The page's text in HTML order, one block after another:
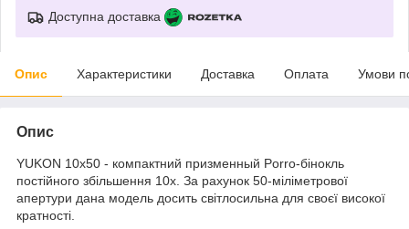
Доступна доставка
Опис Характеристики Доставка Оплата Умови
Опис
YUKON 10x50 - компактний призменный Porro-бінокль
постійного збільшення 10x. За рахунок 50-міліметрової
апертури дана модель досить світлосильна для своєї високої
кратності.